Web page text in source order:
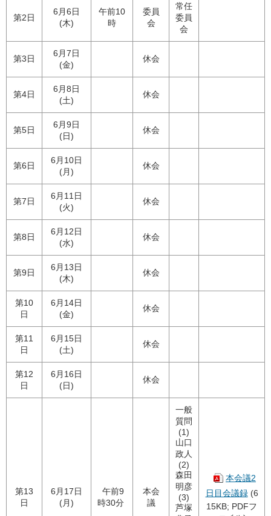
第2日
6月6日
(木)
午前10
時
委員
会
常任
委員
会
第3日
6月7日
(金)
休会
第4日
6月8日
(土)
休会
第5日
6月9日
(日)
休会
第6日
6月10日
(月)
休会
第7日
6月11日
(火)
休会
第8日
6月12日
(水)
休会
第9日
6月13日
(木)
休会
第10
日
6月14日
(金)
休会
第11
日
6月15日
(土)
休会
第12
日
6月16日
(日)
休会
第13
日
6月17日
(月)
午前9
時30分
本会
議
一般
質問
(1)
山口
政人
(2)
森田
明彦
(3)
芦塚
本会議2
日目会議録(6
15KB; PDFフ